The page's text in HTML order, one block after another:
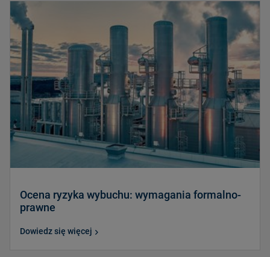
Ocena ryzyka wybuchu: wymagania formalno-
prawne
Dowiedz się więcej